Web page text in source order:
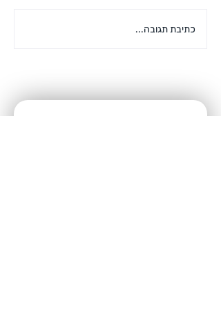
מרתקת והיא תביא איתה
כתיבת תגובה...